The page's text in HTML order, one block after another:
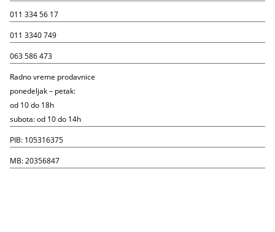
011 334 56 17
011 3340 749
063 586 473
Radno vreme prodavnice
ponedeljak – petak:
od 10 do 18h
subota: od 10 do 14h
PIB: 105316375
MB: 20356847